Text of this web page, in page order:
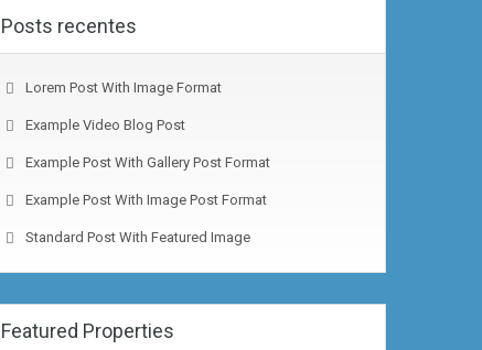
Posts recentes
Lorem Post With Image Format
Example Video Blog Post
Example Post With Gallery Post Format
Example Post With Image Post Format
Standard Post With Featured Image
Featured Properties